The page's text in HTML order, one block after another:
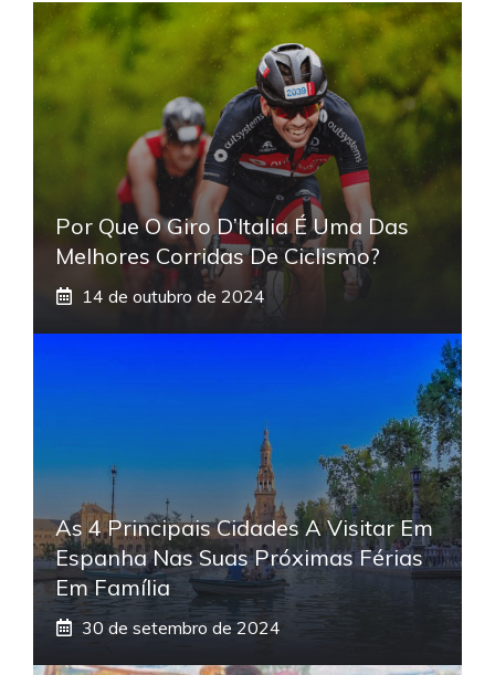
Por Que O Giro D’Italia É Uma Das
Melhores Corridas De Ciclismo?
14 de outubro de 2024
As 4 Principais Cidades A Visitar Em
Espanha Nas Suas Próximas Férias
Em Família
30 de setembro de 2024